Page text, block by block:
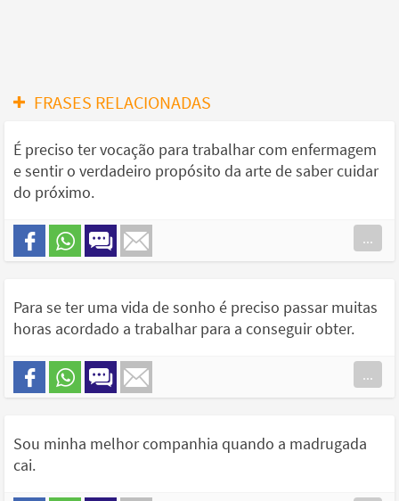
FRASES RELACIONADAS
É preciso ter vocação para trabalhar com enfermagem
e sentir o verdadeiro propósito da arte de saber cuidar
do próximo.
...
Para se ter uma vida de sonho é preciso passar muitas
horas acordado a trabalhar para a conseguir obter.
...
Sou minha melhor companhia quando a madrugada
cai.